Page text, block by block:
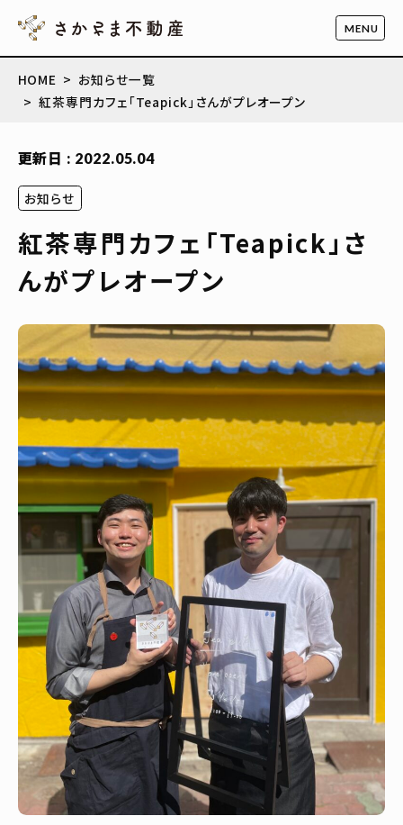
HOME
お知らせ一覧
紅茶専門カフェ「Teapick」さんがプレオープン
更新日 : 2022.05.04
お知らせ
紅茶専門カフェ「Teapick」さ
んがプレオープン